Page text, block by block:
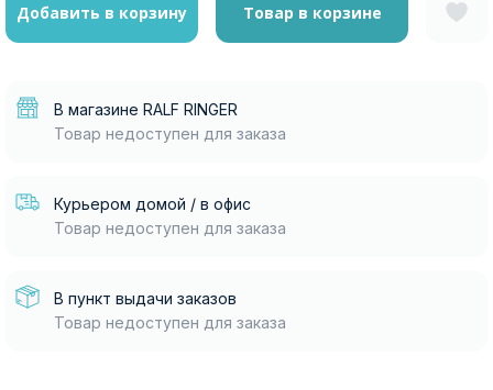
Добавить в корзину Товар в корзине
В магазине RALF RINGER
Товар недоступен для заказа
Курьером домой / в офис
Товар недоступен для заказа
В пункт выдачи заказов
Товар недоступен для заказа